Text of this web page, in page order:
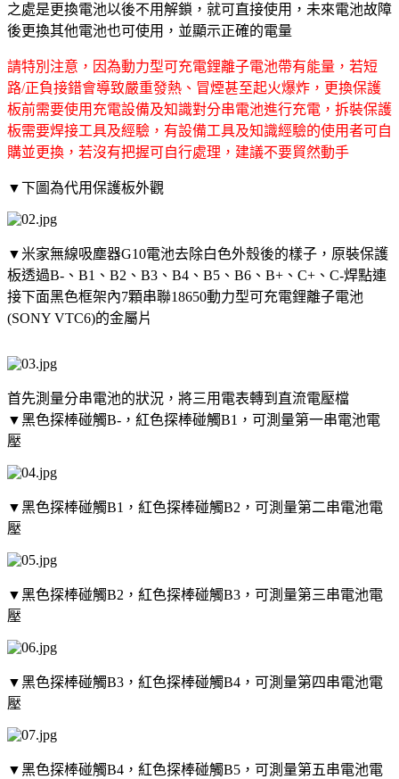
之處是更換電池以後不用解鎖，就可直接使用，未來電池故障
後更換其他電池也可使用，並顯示正確的電量
請特別注意，因為動力型可充電鋰離子電池帶有能量，若短
路/正負接錯會導致嚴重發熱、冒煙甚至起火爆炸，更換保護
板前需要使用充電設備及知識對分串電池進行充電，拆裝保護
板需要焊接工具及經驗，有設備工具及知識經驗的使用者可自
購並更換，若沒有把握可自行處理，建議不要貿然動手
▼下圖為代用保護板外觀
▼米家無線吸塵器G10電池去除白色外殼後的樣子，原裝保護
板透過B-、B1、B2、B3、B4、B5、B6、B+、C+、C-焊點連
接下面黑色框架內7顆串聯18650動力型可充電鋰離子電池
(SONY VTC6)的金屬片
首先測量分串電池的狀況，將三用電表轉到直流電壓檔
▼黑色探棒碰觸B-，紅色探棒碰觸B1，可測量第一串電池電
壓
▼黑色探棒碰觸B1，紅色探棒碰觸B2，可測量第二串電池電
壓
▼黑色探棒碰觸B2，紅色探棒碰觸B3，可測量第三串電池電
壓
▼黑色探棒碰觸B3，紅色探棒碰觸B4，可測量第四串電池電
壓
▼黑色探棒碰觸B4，紅色探棒碰觸B5，可測量第五串電池電